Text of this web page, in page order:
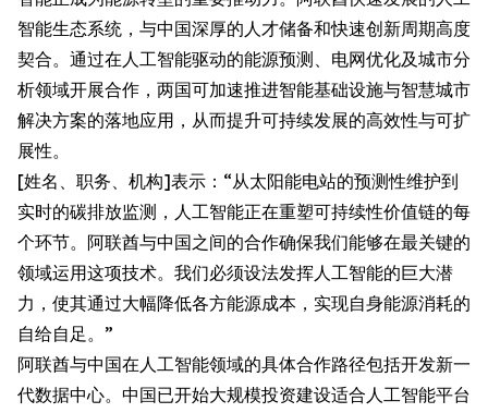
智能生态系统，与中国深厚的人才储备和快速创新周期高度
契合。通过在人工智能驱动的能源预测、电网优化及城市分
析领域开展合作，两国可加速推进智能基础设施与智慧城市
解决方案的落地应用，从而提升可持续发展的高效性与可扩
展性。
[姓名、职务、机构]表示：“从太阳能电站的预测性维护到
实时的碳排放监测，人工智能正在重塑可持续性价值链的每
个环节。阿联酋与中国之间的合作确保我们能够在最关键的
领域运用这项技术。我们必须设法发挥人工智能的巨大潜
力，使其通过大幅降低各方能源成本，实现自身能源消耗的
自给自足。”
阿联酋与中国在人工智能领域的具体合作路径包括开发新一
代数据中心。中国已开始大规模投资建设适合人工智能平台